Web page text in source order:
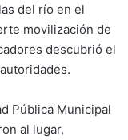
del río en el
movilización de
descubrió el
Pública Municipal
al lugar,